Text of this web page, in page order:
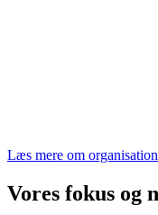
Læs mere om
Vores fokus og